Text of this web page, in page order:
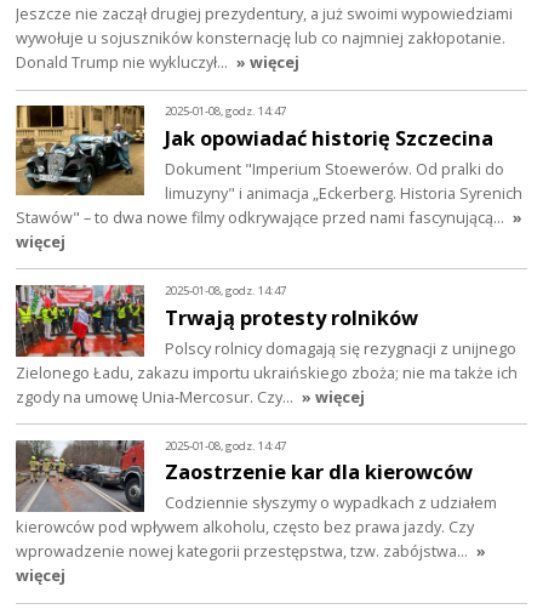
Jeszcze nie zaczął drugiej prezydentury, a już swoimi wypowiedziami
wywołuje u sojuszników konsternację lub co najmniej zakłopotanie.
Donald Trump nie wykluczył… » więcej
2025-01-08, godz. 14:47
Jak opowiadać historię Szczecina
Dokument "Imperium Stoewerów. Od pralki do
limuzyny" i animacja „Eckerberg. Historia Syrenich
Stawów" – to dwa nowe filmy odkrywające przed nami fascynującą… »
więcej
2025-01-08, godz. 14:47
Trwają protesty rolników
Polscy rolnicy domagają się rezygnacji z unijnego
Zielonego Ładu, zakazu importu ukraińskiego zboża; nie ma także ich
zgody na umowę Unia-Mercosur. Czy… » więcej
2025-01-08, godz. 14:47
Zaostrzenie kar dla kierowców
Codziennie słyszymy o wypadkach z udziałem
kierowców pod wpływem alkoholu, często bez prawa jazdy. Czy
wprowadzenie nowej kategorii przestępstwa, tzw. zabójstwa… »
więcej